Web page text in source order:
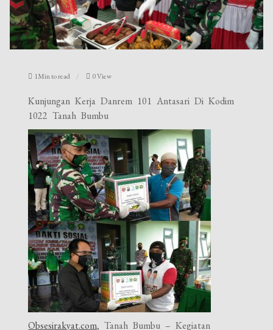
1Min to read 0 View
Kunjungan Kerja Danrem 101 Antasari Di Kodim
1022 Tanah Bumbu
Obsesirakyat.com, Tanah Bumbu – Kegiatan